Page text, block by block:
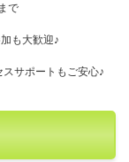
で
も大歓迎♪
サポートもご安心♪